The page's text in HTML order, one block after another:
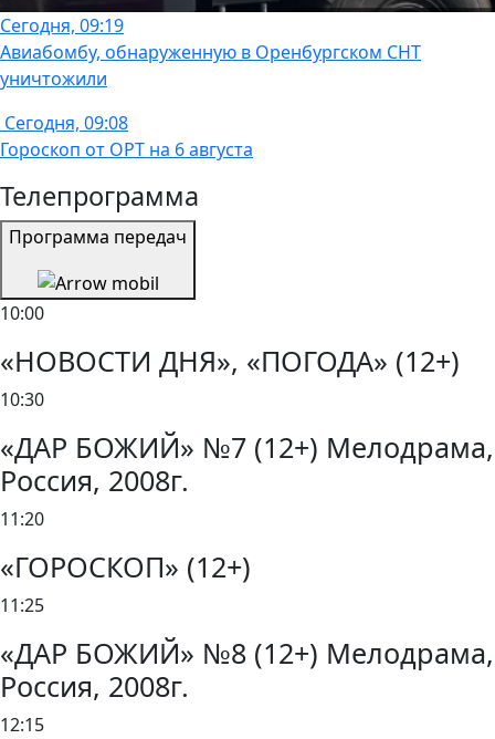
Сегодня, 09:19
Авиабомбу, обнаруженную в Оренбургском СНТ
уничтожили
Сегодня, 09:08
Гороскоп от ОРТ на 6 августа
Телепрограмма
Программа передач
10:00
«НОВОСТИ ДНЯ», «ПОГОДА» (12+)
10:30
«ДАР БОЖИЙ» №7 (12+) Мелодрама,
Россия, 2008г.
11:20
«ГОРОСКОП» (12+)
11:25
«ДАР БОЖИЙ» №8 (12+) Мелодрама,
Россия, 2008г.
12:15